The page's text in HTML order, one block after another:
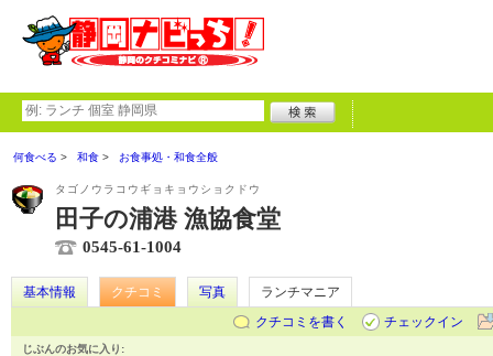
何食べる 和食 お食事処・和食全般
タゴノウラコウギョキョウショクドウ
田子の浦港 漁協食堂
0545-61-1004
基本情報 クチコミ 写真
ランチマニア
クチコミを書く
チェックイン
じぶんのお気に入り: